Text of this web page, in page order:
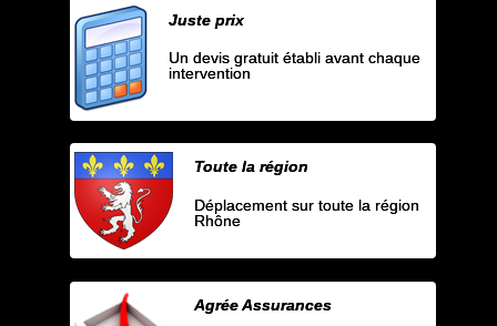
Juste prix
Un devis gratuit établi avant chaque
intervention
Toute la région
Déplacement sur toute la région
Rhône
Agrée Assurances